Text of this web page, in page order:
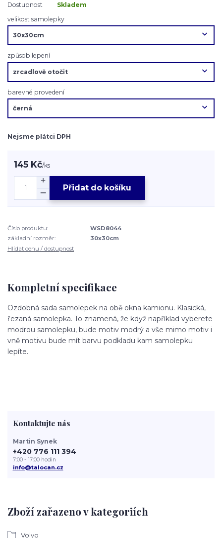
Dostupnost
Skladem
velikost samolepky
způsob lepení
barevné provedení
Nejsme plátci DPH
145 Kč/ks
Přidat do košíku
Číslo produktu:
WSD8044
základní rozměr:
30x30cm
Hlídat cenu / dostupnost
Kompletní specifikace
Ozdobná sada samolepek na obě okna kamionu. Klasická,
řezaná samolepka. To znamená, že když například vyberete
modrou samolepku, bude motiv modrý a vše mimo motiv i
vně motivu bude mít barvu podkladu kam samolepku
lepíte.
Zboží zařazeno v kategoriích
Volvo
Kontaktujte nás
Martin Synek
+420 776 111 394
7:00 - 17:00 hodin
info@talocan.cz